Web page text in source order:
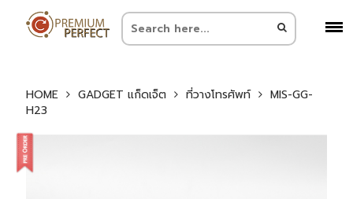
HOME GADGET แก็ดเจ็ต ที่วางโทรศัพท์
MIS-GG-
H23